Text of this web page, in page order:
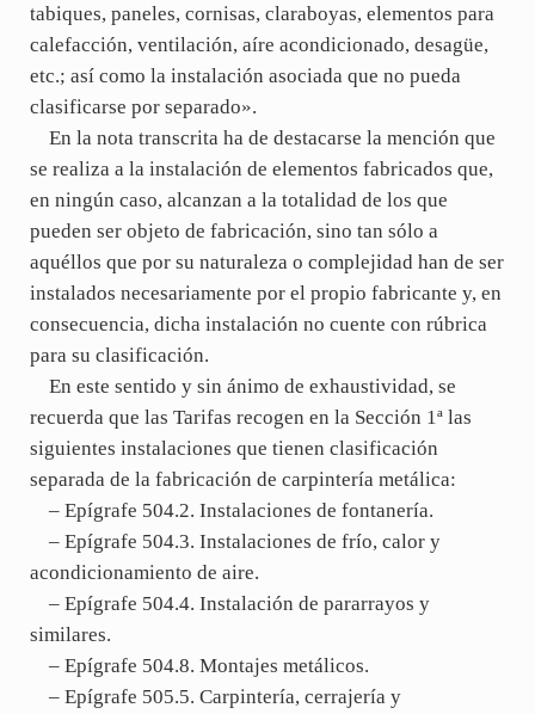
tabiques, paneles, cornisas, claraboyas, elementos para
calefacción, ventilación, aíre acondicionado, desagüe,
etc.; así como la instalación asociada que no pueda
clasificarse por separado».
En la nota transcrita ha de destacarse la mención que
se realiza a la instalación de elementos fabricados que,
en ningún caso, alcanzan a la totalidad de los que
pueden ser objeto de fabricación, sino tan sólo a
aquéllos que por su naturaleza o complejidad han de ser
instalados necesariamente por el propio fabricante y, en
consecuencia, dicha instalación no cuente con rúbrica
para su clasificación.
En este sentido y sin ánimo de exhaustividad, se
recuerda que las Tarifas recogen en la Sección 1ª las
siguientes instalaciones que tienen clasificación
separada de la fabricación de carpintería metálica:
– Epígrafe 504.2. Instalaciones de fontanería.
– Epígrafe 504.3. Instalaciones de frío, calor y
acondicionamiento de aire.
– Epígrafe 504.4. Instalación de pararrayos y
similares.
– Epígrafe 504.8. Montajes metálicos.
– Epígrafe 505.5. Carpintería, cerrajería y